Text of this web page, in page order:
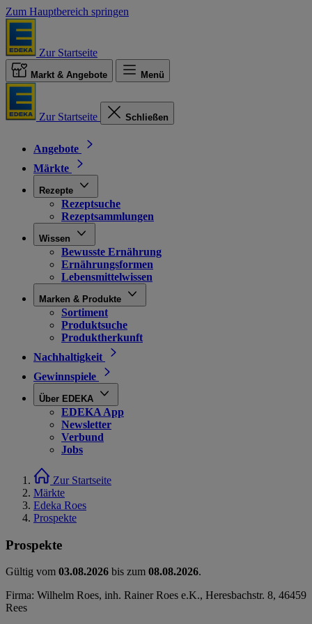
Zum Hauptbereich springen
Zur Startseite
Markt & Angebote Menü
Zur Startseite Schließen
Angebote
Märkte
Rezepte
Rezeptsuche
Rezeptsammlungen
Wissen
Bewusste Ernährung
Ernährungsformen
Lebensmittelwissen
Marken & Produkte
Sortiment
Produktsuche
Produktherkunft
Nachhaltigkeit
Gewinnspiele
Über EDEKA
EDEKA App
Newsletter
Verbund
Jobs
Zur Startseite
Märkte
Edeka Roes
Prospekte
Prospekte
Gültig vom 03.08.2026 bis zum 08.08.2026.
Firma: Wilhelm Roes, inh. Rainer Roes e.K., Heresbachstr. 8, 46459
Rees